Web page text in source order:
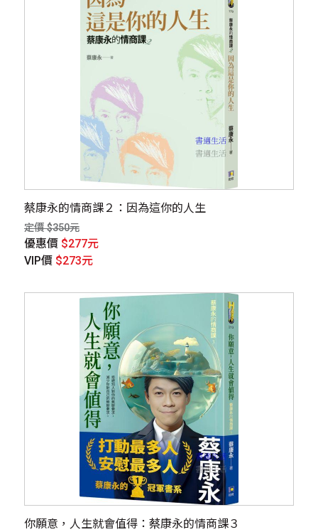
蔡康永的情商課２：因為這你的人生
定價 $350元
優惠價 $277元
VIP價 $273元
你願意，人生就會值得：蔡康永的情商課３